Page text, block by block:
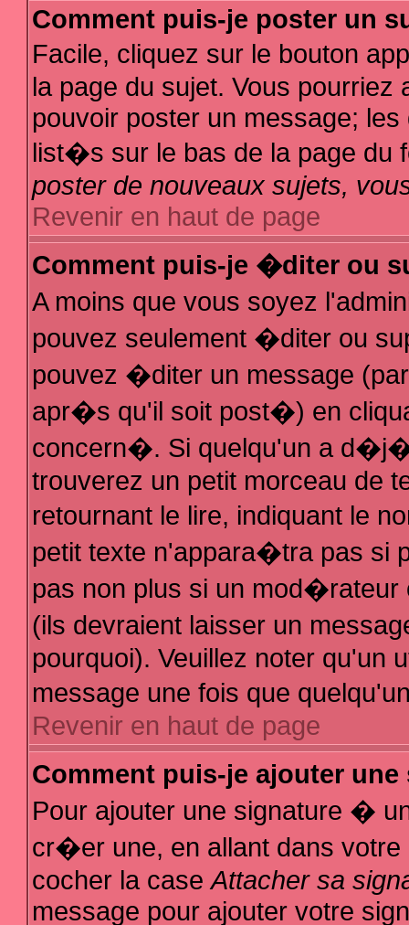
Comment puis-je poster un
Facile, cliquez sur le bouton
la page du sujet. Vous
pouvoir poster un message;
list�s sur le bas de la page du
poster de nouveaux sujets,
Revenir en haut de page
Comment puis-je �diter ou
A moins que vous soyez
pouvez seulement �diter ou
pouvez �diter un message
apr�s qu'il soit post�) en
concern�. Si quelqu'un a
trouverez un petit morceau de
retournant le lire, indiquant le
petit texte n'appara�tra pas si
pas non plus si un
(ils devraient laisser un
pourquoi). Veuillez noter qu'un
message une fois que
Revenir en haut de page
Comment puis-je ajouter
Pour ajouter une signature �
cr�er une, en allant dans
cocher la caseAttacher sa
message pour ajouter votre